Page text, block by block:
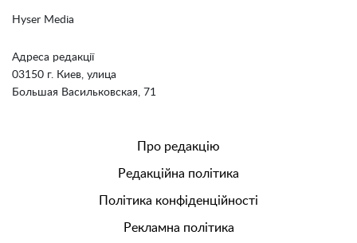
Hyser Media
Адреса редакції
03150 г. Киев, улица
Большая Васильковская, 71
Про редакцію
Редакційна політика
Політика конфіденційності
Рекламна політика